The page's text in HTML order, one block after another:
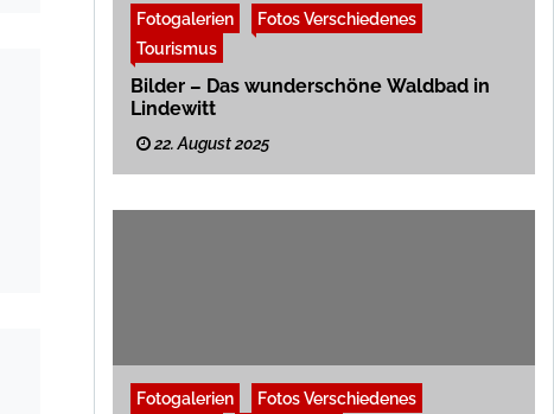
Fotogalerien
Fotos Verschiedenes
Tourismus
Bilder – Das wunderschöne Waldbad in
Lindewitt
22. August 2025
Fotogalerien
Fotos Verschiedenes